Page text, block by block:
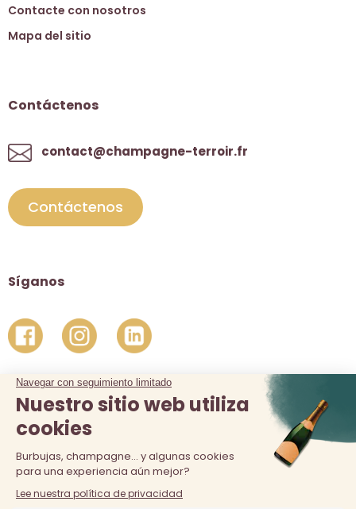
Contacte con nosotros
Mapa del sitio
Contáctenos
contact@champagne-terroir.fr
Contáctenos
Síganos